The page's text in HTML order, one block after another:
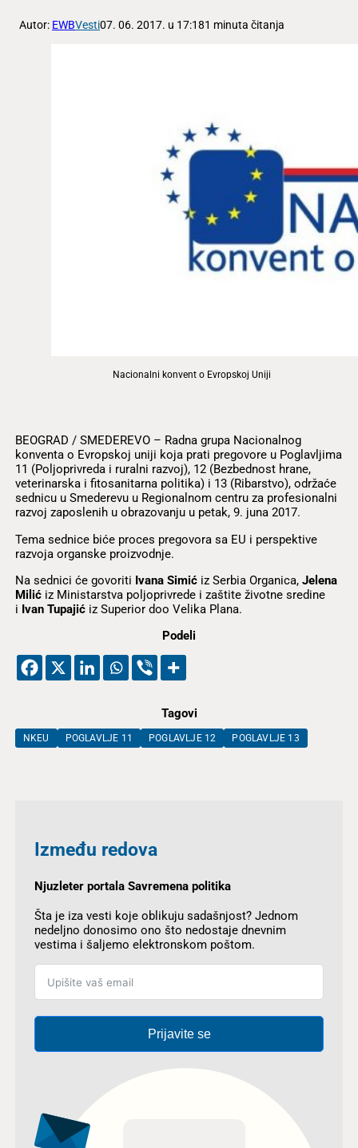
Autor: EWBVesti07. 06. 2017. u 17:181 minuta čitanja
Nacionalni konvent o Evropskoj Uniji
BEOGRAD / SMEDEREVO – Radna grupa Nacionalnog
konventa o Evropskoj uniji koja prati pregovore u Poglavljima
11 (Poljoprivreda i ruralni razvoj), 12 (Bezbednost hrane,
veterinarska i fitosanitarna politika) i 13 (Ribarstvo), održaće
sednicu u Smederevu u Regionalnom centru za profesionalni
razvoj zaposlenih u obrazovanju u petak, 9. juna 2017.
Tema sednice biće proces pregovora sa EU i perspektive
razvoja organske proizvodnje.
Na sednici će govoriti Ivana Simićiz Serbia Organica, Jelena
Milićiz Ministarstva poljoprivrede i zaštite životne sredine
i Ivan Tupajić iz Superior doo Velika Plana.
Podeli
Tagovi
NKEU POGLAVLJE 11 POGLAVLJE 12 POGLAVLJE 13
Između redova
Njuzleter portala Savremena politika
Šta je iza vesti koje oblikuju sadašnjost? Jednom
nedeljno donosimo ono što nedostaje dnevnim
vestima i šaljemo elektronskom poštom.
Prijavite se